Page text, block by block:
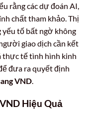
rằng các dự đoán AI,
chất tham khảo. Thị
tố bất ngờ không
giao dịch cần kết
thực tế tình hình kinh
đưa ra quyết định
VND
Hiệu Quả